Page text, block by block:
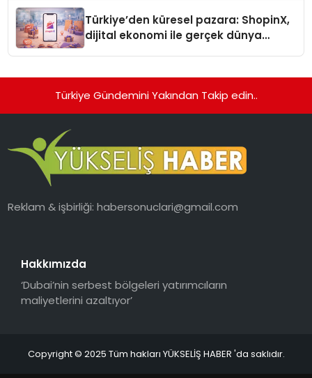
Türkiye’den küresel pazara: ShopinX,
dijital ekonomi ile gerçek dünya
Türkiye Gündemini Yakından Takip edin..
Reklam & işbirliği:habersonuclari@gmail.com
Hakkımızda
‘Dubai’nin serbest bölgeleri yatırımcıların
maliyetlerini azaltıyor’
Copyright © 2025 Tüm hakları YÜKSELİŞ HABER 'da saklıdır.